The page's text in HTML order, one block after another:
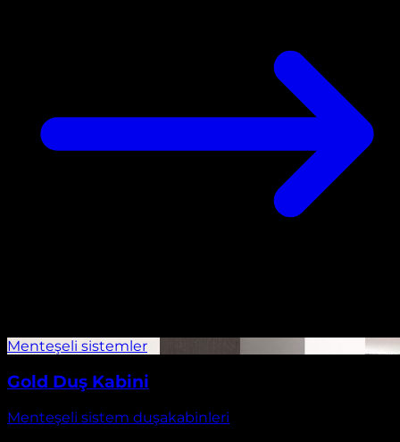
Gold Duş Kabini
Menteşeli sistem duşakabinleri